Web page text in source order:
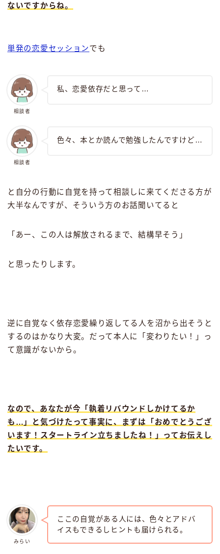
ないですからね。
単発の恋愛セッション でも
相談者
私、恋愛依存だと思って…
相談者
色々、本とか読んで勉強したんですけど…
と自分の行動に自覚を持って相談しに来てくださる方が
大半なんですが、そういう方のお話聞いてると
「あー、この人は解放されるまで、結構早そう」
と思ったりします。
逆に自覚なく依存恋愛繰り返してる人を沼から出そうと
するのはかなり大変。だって本人に「変わりたい！」っ
て意識がないから。
なので、あなたが今「執着リバウンドしかけてるか
も…」と気づけたって事実に、まずは「おめでとうござ
います！スタートライン立ちましたね！」ってお伝えし
たいです。
みらい
ここの自覚がある人には、色々とアドバ
イスもできるしヒントも届けられる。